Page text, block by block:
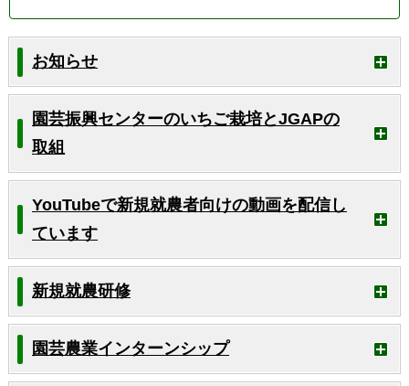
お知らせ
園芸振興センターのいちご栽培とJGAPの
取組
YouTubeで新規就農者向けの動画を配信し
ています
新規就農研修
園芸農業インターンシップ